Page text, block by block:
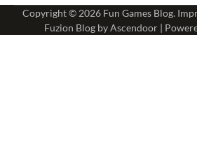
Copyright © 2026 Fun Games Blog.
Fuzion Blog byAscendoor |